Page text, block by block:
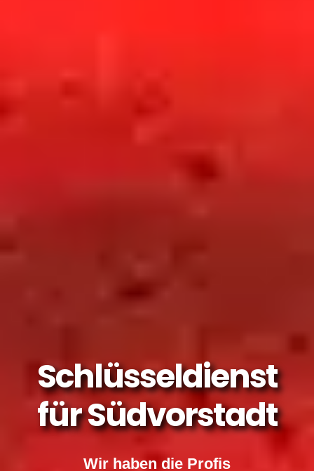
Schlüsseldienst
für Südvorstadt
Wir haben die Profis